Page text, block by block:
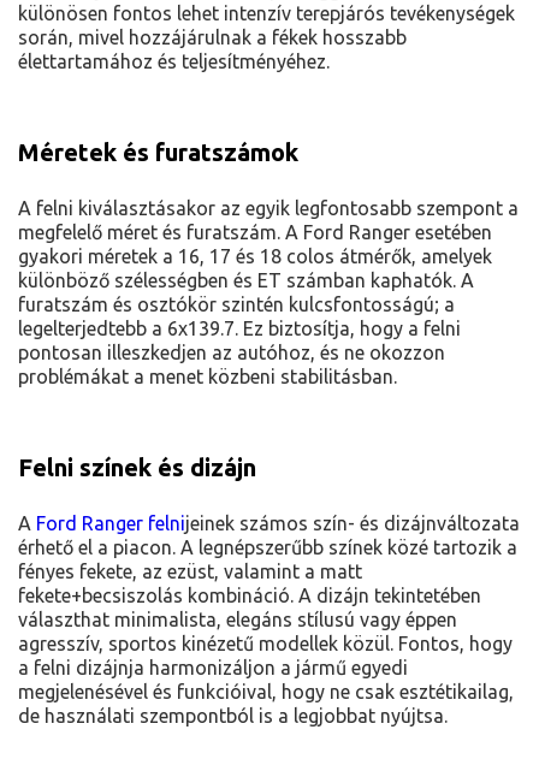
különösen fontos lehet intenzív terepjárós tevékenységek
során, mivel hozzájárulnak a fékek hosszabb
élettartamához és teljesítményéhez.
Méretek és furatszámok
A felni kiválasztásakor az egyik legfontosabb szempont a
megfelelő méret és furatszám. A Ford Ranger esetében
gyakori méretek a 16, 17 és 18 colos átmérők, amelyek
különböző szélességben és ET számban kaphatók. A
furatszám és osztókör szintén kulcsfontosságú; a
legelterjedtebb a 6x139.7. Ez biztosítja, hogy a felni
pontosan illeszkedjen az autóhoz, és ne okozzon
problémákat a menet közbeni stabilitásban.
Felni színek és dizájn
A Ford Ranger felnijeinek számos szín- és dizájnváltozata
érhető el a piacon. A legnépszerűbb színek közé tartozik a
fényes fekete, az ezüst, valamint a matt
fekete+becsiszolás kombináció. A dizájn tekintetében
választhat minimalista, elegáns stílusú vagy éppen
agresszív, sportos kinézetű modellek közül. Fontos, hogy
a felni dizájnja harmonizáljon a jármű egyedi
megjelenésével és funkcióival, hogy ne csak esztétikailag,
de használati szempontból is a legjobbat nyújtsa.